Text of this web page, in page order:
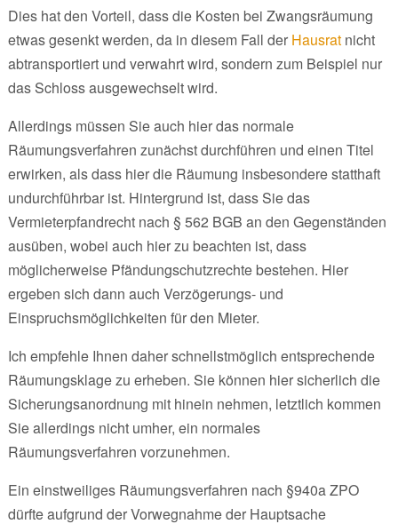
Dies hat den Vorteil, dass die Kosten bei Zwangsräumung
etwas gesenkt werden, da in diesem Fall der Hausratnicht
abtransportiert und verwahrt wird, sondern zum Beispiel nur
das Schloss ausgewechselt wird.
Allerdings müssen Sie auch hier das normale
Räumungsverfahren zunächst durchführen und einen Titel
erwirken, als dass hier die Räumung insbesondere statthaft
undurchführbar ist. Hintergrund ist, dass Sie das
Vermieterpfandrecht nach § 562 BGB an den Gegenständen
ausüben, wobei auch hier zu beachten ist, dass
möglicherweise Pfändungschutzrechte bestehen. Hier
ergeben sich dann auch Verzögerungs- und
Einspruchsmöglichkeiten für den Mieter.
Ich empfehle Ihnen daher schnellstmöglich entsprechende
Räumungsklage zu erheben. Sie können hier sicherlich die
Sicherungsanordnung mit hinein nehmen, letztlich kommen
Sie allerdings nicht umher, ein normales
Räumungsverfahren vorzunehmen.
Ein einstweiliges Räumungsverfahren nach §940a ZPO
dürfte aufgrund der Vorwegnahme der Hauptsache